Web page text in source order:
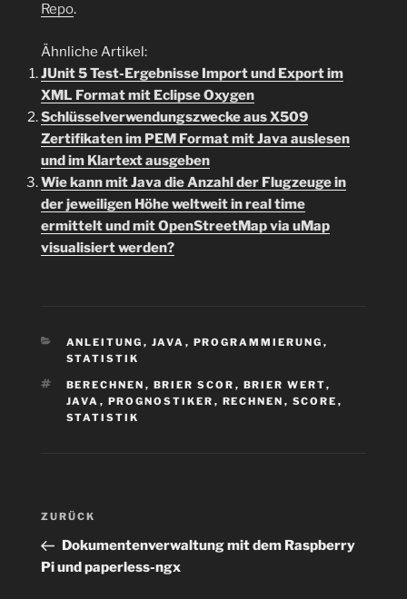
Repo.
Ähnliche Artikel:
JUnit 5 Test-Ergebnisse Import und Export im
XML Format mit Eclipse Oxygen
Schlüsselverwendungszwecke aus X509
Zertifikaten im PEM Format mit Java auslesen
und im Klartext ausgeben
Wie kann mit Java die Anzahl der Flugzeuge in
der jeweiligen Höhe weltweit in real time
ermittelt und mit OpenStreetMap via uMap
visualisiert werden?
KATEGORIEN
ANLEITUNG , JAVA , PROGRAMMIERUNG ,
STATISTIK
SCHLAGWÖRTER
BERECHNEN , BRIER SCOR , BRIER WERT,
JAVA , PROGNOSTIKER , RECHNEN , SCORE ,
STATISTIK
Beitragsnavigation
Vorheriger
Beitrag
ZURÜCK
Dokumentenverwaltung mit dem Raspberry
Pi und paperless-ngx